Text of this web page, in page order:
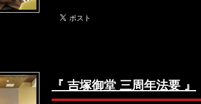
『 吉塚御堂 三周年法要 』